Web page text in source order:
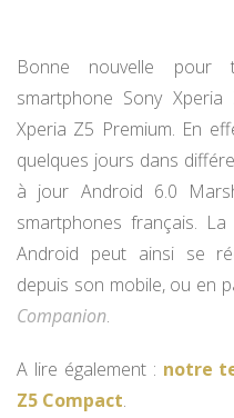
Bonne nouvelle pour
smartphone Sony
Xperia Z5 Premium. En
quelques jours dans
à jour Android 6.0
smartphones français.
Android peut ainsi se
depuis son mobile, ou en
Companion.
A lire également : notre
Z5 Compact.